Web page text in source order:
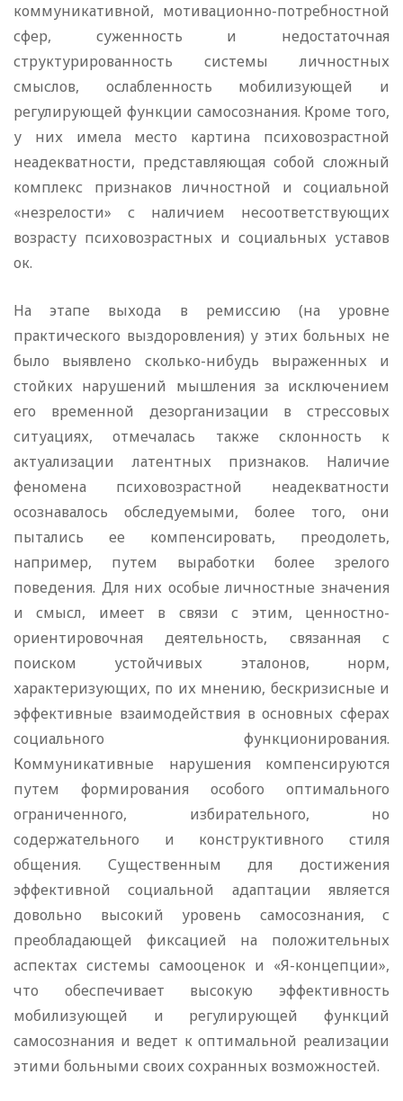
коммуникативной, мотивационно-потребностной
сфер, суженность и недостаточная
структурированность системы личностных
смыслов, ослабленность мобилизующей и
регулирующей функции самосознания. Кроме того,
у них имела место картина психовозрастной
неадекватности, представляющая собой сложный
комплекс признаков личностной и социальной
«незрелости» с наличием несоответствующих
возрасту психовозрастных и социальных уставов
ок.
На этапе выхода в ремиссию (на уровне
практического выздоровления) у этих больных не
было выявлено сколько-нибудь выраженных и
стойких нарушений мышления за исключением
его временной дезорганизации в стрессовых
ситуациях, отмечалась также склонность к
актуализации латентных признаков. Наличие
феномена психовозрастной неадекватности
осознавалось обследуемыми, более того, они
пытались ее компенсировать, преодолеть,
например, путем выработки более зрелого
поведения. Для них особые личностные значения
и смысл, имеет в связи с этим, ценностно-
ориентировочная деятельность, связанная с
поиском устойчивых эталонов, норм,
характеризующих, по их мнению, бескризисные и
эффективные взаимодействия в основных сферах
социального функционирования.
Коммуникативные нарушения компенсируются
путем формирования особого оптимального
ограниченного, избирательного, но
содержательного и конструктивного стиля
общения. Существенным для достижения
эффективной социальной адаптации является
довольно высокий уровень самосознания, с
преобладающей фиксацией на положительных
аспектах системы самооценок и «Я-концепции»,
что обеспечивает высокую эффективность
мобилизующей и регулирующей функций
самосознания и ведет к оптимальной реализации
этими больными своих сохранных возможностей.